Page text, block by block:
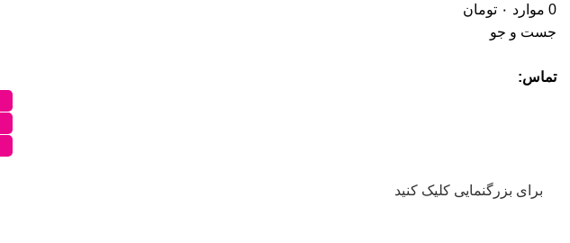
0 موارد ۰ تومان
جست و جو
تماس:
برای بزرگنمایی کلیک کنید